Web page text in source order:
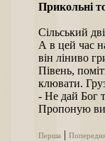
Прикольні
Сільський
А в цей час
він ліниво
Півень,
клювати.
- Не дай Бог
Пропоную
Перша